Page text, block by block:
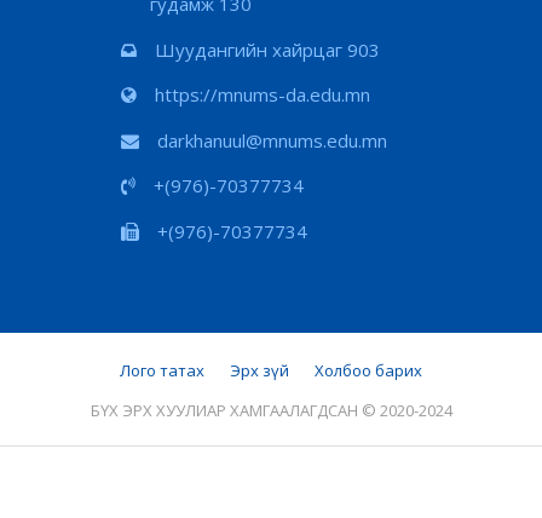
Шуудангийн хайрцаг 903
https://mnums-da.edu.mn
darkhanuul@mnums.edu.mn
+(976)-70377734
+(976)-70377734
Лого татах Эрх зүй
Холбоо барих
БҮХ ЭРХ ХУУЛИАР ХАМГААЛАГДСАН © 2020-2024